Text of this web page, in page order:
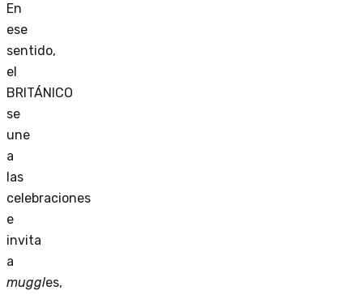
En
ese
sentido,
el
BRITÁNICO
se
une
a
las
celebraciones
e
invita
a
muggles,